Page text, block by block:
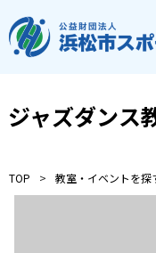
ご利用ガイド
ジャズダンス
TOP 教室・イベントを探